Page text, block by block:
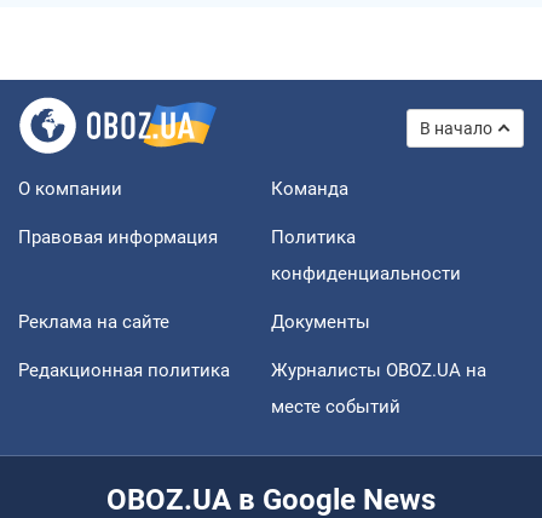
В начало
О компании Команда
Правовая информация
Политика
конфиденциальности
Реклама на сайте Документы
Редакционная политика
Журналисты OBOZ.UA на
месте событий
OBOZ.UA в Google News